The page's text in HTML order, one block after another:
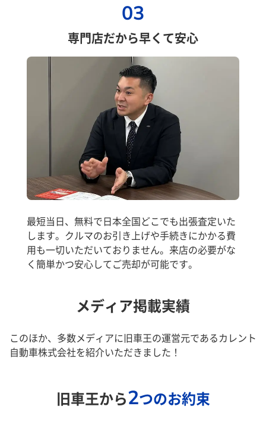
03
専門店だから早くて安心
最短当日、無料で日本全国どこでも出張査定いた
します。クルマのお引き上げや手続きにかかる費
用も一切いただいておりません。来店の必要がな
く簡単かつ安心してご売却が可能です。
メディア掲載実績
このほか、多数メディアに旧車王の運営元であるカレント
自動車株式会社を紹介いただきました！
旧車王から2つのお約束